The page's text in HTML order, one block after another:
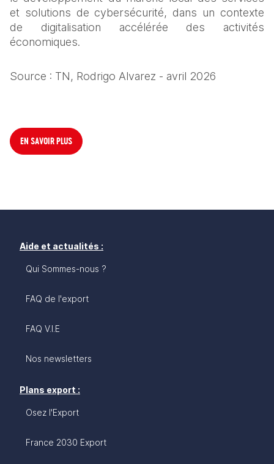
et solutions de cybersécurité, dans un contexte
de digitalisation accélérée des activités
économiques.
Source : TN, Rodrigo Alvarez - avril 2026
EN SAVOIR PLUS
Aide et actualités :
Qui Sommes-nous ?
FAQ de l'export
FAQ V.I.E
Nos newsletters
Plans export :
Osez l'Export
France 2030 Export